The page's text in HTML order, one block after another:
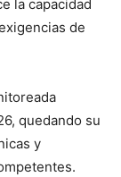
la capacidad
de
quedando su
y